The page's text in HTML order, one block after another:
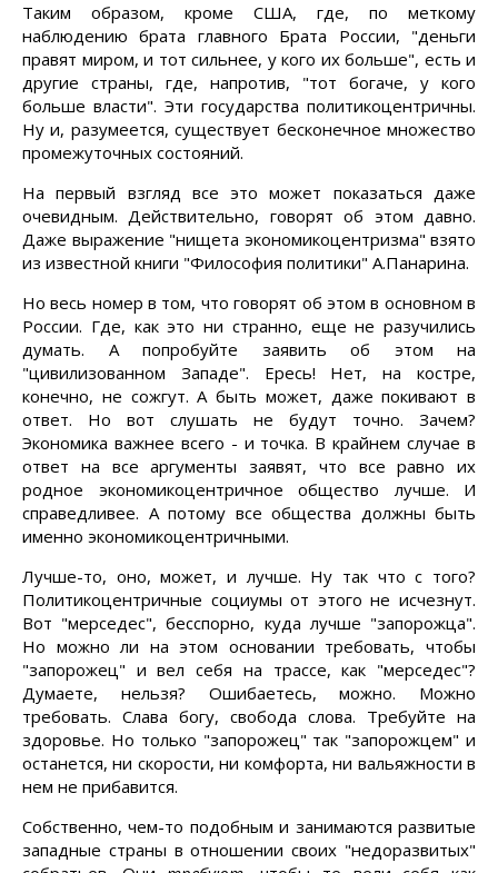
Таким образом, кроме США, где, по меткому
наблюдению брата главного Брата России, "деньги
правят миром, и тот сильнее, у кого их больше", есть и
другие страны, где, напротив, "тот богаче, у кого
больше власти". Эти государства политикоцентричны.
Ну и, разумеется, существует бесконечное множество
промежуточных состояний.
На первый взгляд все это может показаться даже
очевидным. Действительно, говорят об этом давно.
Даже выражение "нищета экономикоцентризма" взято
из известной книги "Философия политики" А.Панарина.
Но весь номер в том, что говорят об этом в основном в
России. Где, как это ни странно, еще не разучились
думать. А попробуйте заявить об этом на
"цивилизованном Западе". Ересь! Нет, на костре,
конечно, не сожгут. А быть может, даже покивают в
ответ. Но вот слушать не будут точно. Зачем?
Экономика важнее всего - и точка. В крайнем случае в
ответ на все аргументы заявят, что все равно их
родное экономикоцентричное общество лучше. И
справедливее. А потому все общества должны быть
именно экономикоцентричными.
Лучше-то, оно, может, и лучше. Ну так что с того?
Политикоцентричные социумы от этого не исчезнут.
Вот "мерседес", бесспорно, куда лучше "запорожца".
Но можно ли на этом основании требовать, чтобы
"запорожец" и вел себя на трассе, как "мерседес"?
Думаете, нельзя? Ошибаетесь, можно. Можно
требовать. Слава богу, свобода слова. Требуйте на
здоровье. Но только "запорожец" так "запорожцем" и
останется, ни скорости, ни комфорта, ни вальяжности в
нем не прибавится.
Собственно, чем-то подобным и занимаются развитые
западные страны в отношении своих "недоразвитых"